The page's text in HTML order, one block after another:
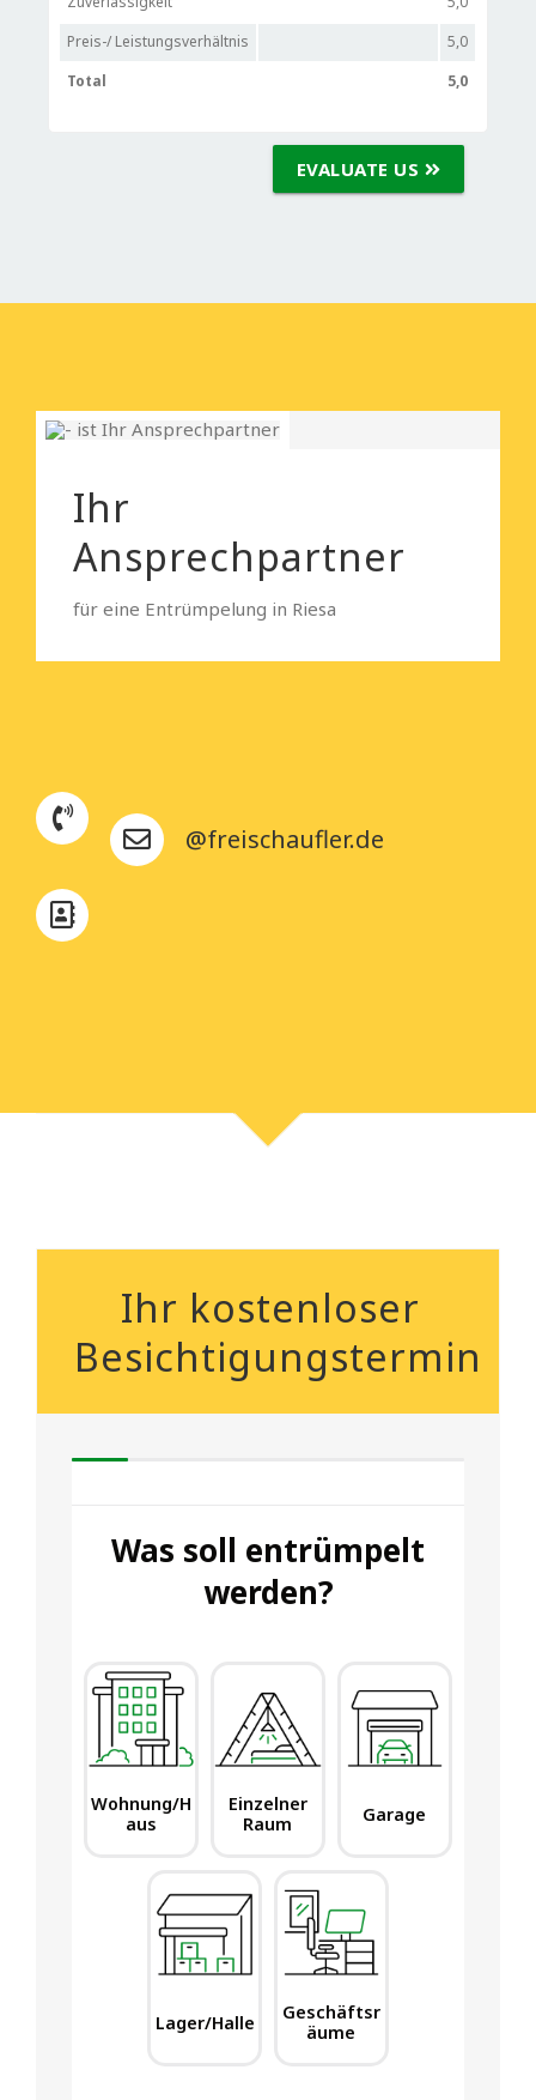
Preis-/ Leistungsverhältnis
5,0
Total
5,0
EVALUATE US
Ihr
Ansprechpartner
für eine Entrümpelung in Riesa
@freischaufler.de
Ihr kostenloser
Besichtigungstermin